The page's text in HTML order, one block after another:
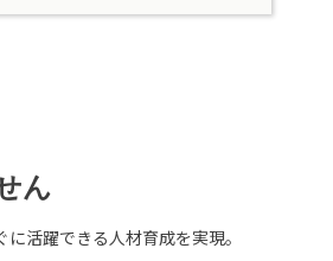
ん
活躍できる人材育成を実現。